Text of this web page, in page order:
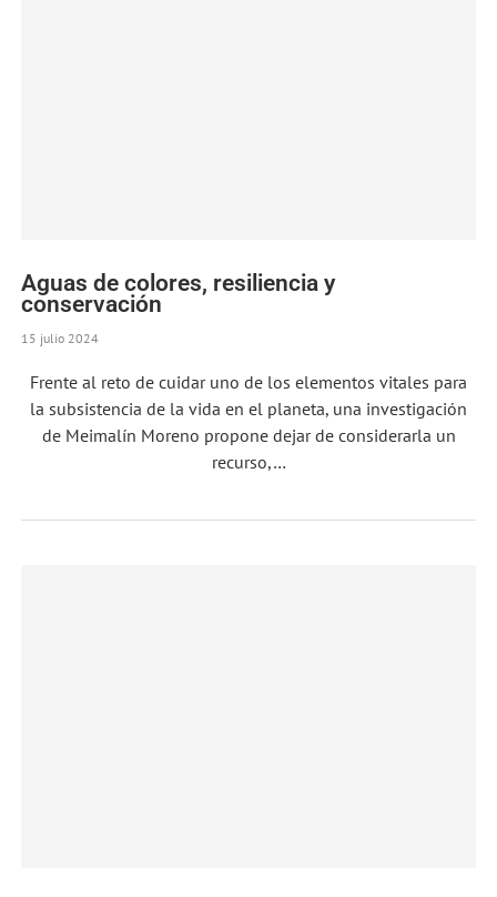
Aguas de colores, resiliencia y
conservación
15 julio 2024
Frente al reto de cuidar uno de los elementos vitales para
la subsistencia de la vida en el planeta, una investigación
de Meimalín Moreno propone dejar de considerarla un
recurso,…